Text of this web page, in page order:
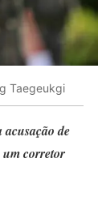
Taegeukgi
de
um corretor